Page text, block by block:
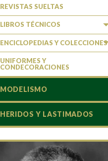
REVISTAS SUELTAS
LIBROS TÉCNICOS
ENCICLOPEDIAS Y COLECCIONES
UNIFORMES Y
CONDECORACIONES
MODELISMO
HERIDOS Y LASTIMADOS